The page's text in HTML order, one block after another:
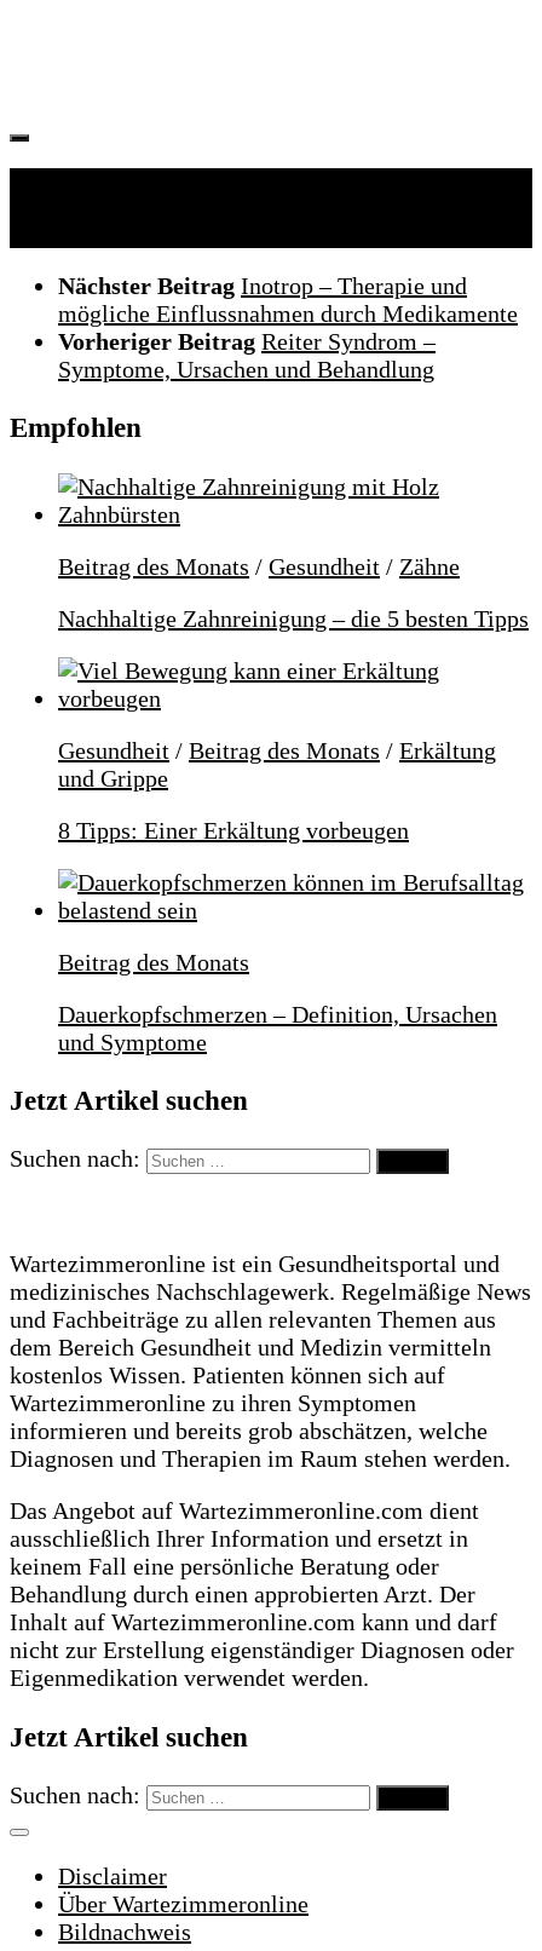
Nächster Beitrag Inotrop – Therapie und
mögliche Einflussnahmen durch Medikamente
Vorheriger Beitrag Reiter Syndrom –
Symptome, Ursachen und Behandlung
Empfohlen
Beitrag des Monats / Gesundheit / Zähne
Nachhaltige Zahnreinigung – die 5 besten Tipps
Gesundheit / Beitrag des Monats / Erkältung
und Grippe
8 Tipps: Einer Erkältung vorbeugen
Beitrag des Monats
Dauerkopfschmerzen – Definition, Ursachen
und Symptome
Jetzt Artikel suchen
Suchen nach:
Wartezimmeronline ist ein Gesundheitsportal und
medizinisches Nachschlagewerk. Regelmäßige News
und Fachbeiträge zu allen relevanten Themen aus
dem Bereich Gesundheit und Medizin vermitteln
kostenlos Wissen. Patienten können sich auf
Wartezimmeronline zu ihren Symptomen
informieren und bereits grob abschätzen, welche
Diagnosen und Therapien im Raum stehen werden.
Das Angebot auf Wartezimmeronline.com dient
ausschließlich Ihrer Information und ersetzt in
keinem Fall eine persönliche Beratung oder
Behandlung durch einen approbierten Arzt. Der
Inhalt auf Wartezimmeronline.com kann und darf
nicht zur Erstellung eigenständiger Diagnosen oder
Eigenmedikation verwendet werden.
Jetzt Artikel suchen
Suchen nach:
Disclaimer
Über Wartezimmeronline
Bildnachweis